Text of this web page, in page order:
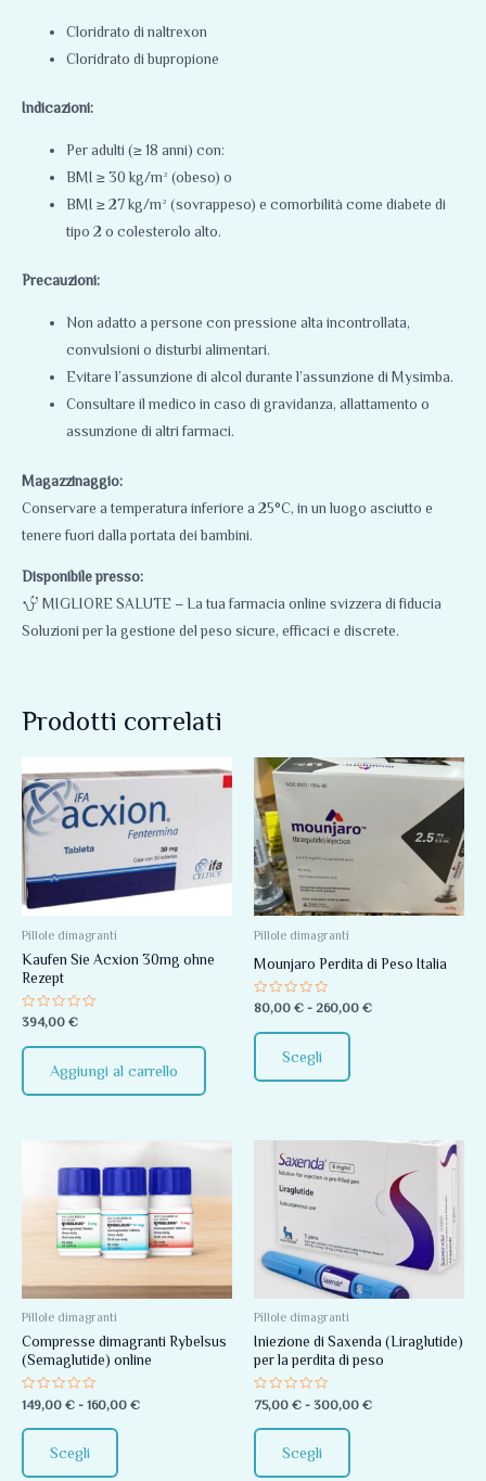
Cloridrato di naltrexon
Cloridrato di bupropione
Indicazioni:
Per adulti (≥ 18 anni) con:
BMI ≥ 30 kg/m² (obeso) o
BMI ≥ 27 kg/m² (sovrappeso) e comorbilità come diabete di
tipo 2 o colesterolo alto.
Precauzioni:
Non adatto a persone con pressione alta incontrollata,
convulsioni o disturbi alimentari.
Evitare l’assunzione di alcol durante l’assunzione di Mysimba.
Consultare il medico in caso di gravidanza, allattamento o
assunzione di altri farmaci.
Magazzinaggio:
Conservare a temperatura inferiore a 25°C, in un luogo asciutto e
tenere fuori dalla portata dei bambini.
Disponibile presso:
MIGLIORE SALUTE – La tua farmacia online svizzera di fiducia
Soluzioni per la gestione del peso sicure, efficaci e discrete.
Prodotti correlati
Pillole dimagranti
Kaufen Sie Acxion 30mg ohne
Rezept
Valutato
0
5
394,00 €
Aggiungi al carrello
Pillole dimagranti
Mounjaro Perdita di Peso Italia
Valutato
0
5
80,00 € - 260,00 €
Fascia
80,00 €
260,00 €
Scegli
Questo
ha
possono
scelte
nella
Pillole dimagranti
Compresse dimagranti Rybelsus
(Semaglutide) online
Valutato
0
su
5
149,00 € - 160,00 €
di
prezzo:
da
149,00 €
a
160,00 €
Scegli
Questo
prodotto
più
varianti.
Le
possono
essere
scelte
Pillole dimagranti
Iniezione di Saxenda (Liraglutide)
per la perdita di peso
Valutato
0
su
5
75,00 € - 300,00 €
prezzo:
da
75,00 €
300,00 €
Scegli
prodotto
varianti.
Le
possono
essere
scelte